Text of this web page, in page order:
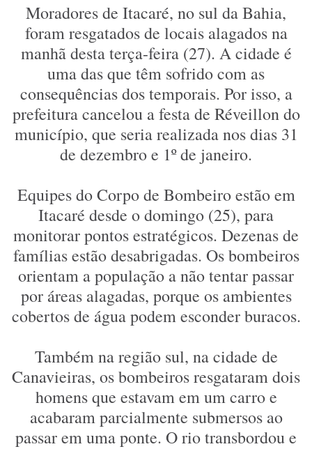
Moradores de Itacaré, no sul da Bahia,
foram resgatados de locais alagados na
manhã desta terça-feira (27). A cidade é
uma das que têm sofrido com as
consequências dos temporais. Por isso, a
prefeitura cancelou a festa de Réveillon do
município, que seria realizada nos dias 31
de dezembro e 1º de janeiro.
Equipes do Corpo de Bombeiro estão em
Itacaré desde o domingo (25), para
monitorar pontos estratégicos. Dezenas de
famílias estão desabrigadas. Os bombeiros
orientam a população a não tentar passar
por áreas alagadas, porque os ambientes
cobertos de água podem esconder buracos.
Também na região sul, na cidade de
Canavieiras, os bombeiros resgataram dois
homens que estavam em um carro e
acabaram parcialmente submersos ao
passar em uma ponte. O rio transbordou e